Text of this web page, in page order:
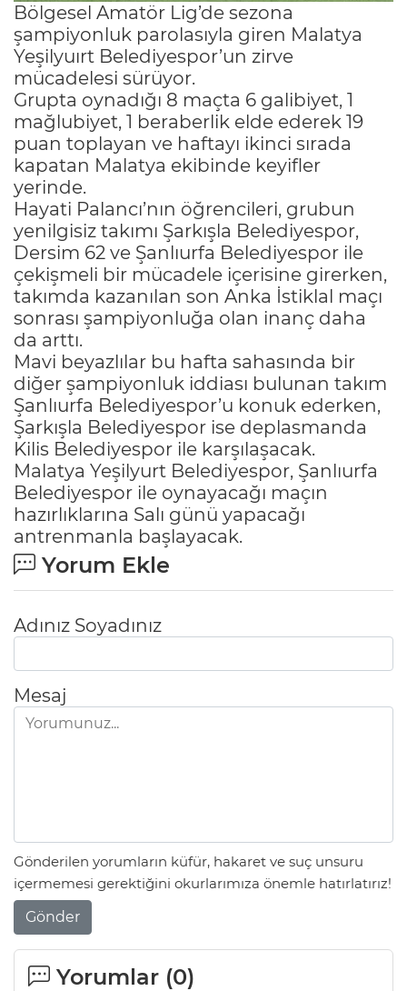
Bölgesel Amatör Lig’de sezona
şampiyonluk parolasıyla giren Malatya
Yeşilyuırt Belediyespor’un zirve
mücadelesi sürüyor.
Grupta oynadığı 8 maçta 6 galibiyet, 1
mağlubiyet, 1 beraberlik elde ederek 19
puan toplayan ve haftayı ikinci sırada
kapatan Malatya ekibinde keyifler
yerinde.
Hayati Palancı’nın öğrencileri, grubun
yenilgisiz takımı Şarkışla Belediyespor,
Dersim 62 ve Şanlıurfa Belediyespor ile
çekişmeli bir mücadele içerisine girerken,
takımda kazanılan son Anka İstiklal maçı
sonrası şampiyonluğa olan inanç daha
da arttı.
Mavi beyazlılar bu hafta sahasında bir
diğer şampiyonluk iddiası bulunan takım
Şanlıurfa Belediyespor’u konuk ederken,
Şarkışla Belediyespor ise deplasmanda
Kilis Belediyespor ile karşılaşacak.
Malatya Yeşilyurt Belediyespor, Şanlıurfa
Belediyespor ile oynayacağı maçın
hazırlıklarına Salı günü yapacağı
antrenmanla başlayacak.
Yorum Ekle
Adınız Soyadınız
Mesaj
Gönderilen yorumların küfür, hakaret ve suç unsuru
içermemesi gerektiğini okurlarımıza önemle hatırlatırız!
Gönder
Yorumlar (0)